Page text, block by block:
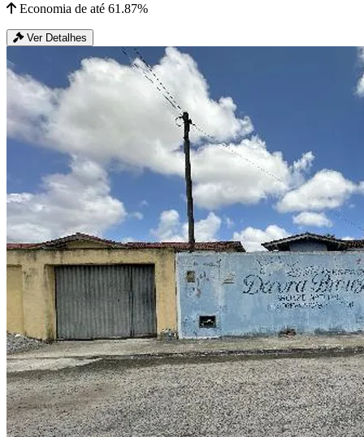
Economia de até 61.87%
Ver Detalhes